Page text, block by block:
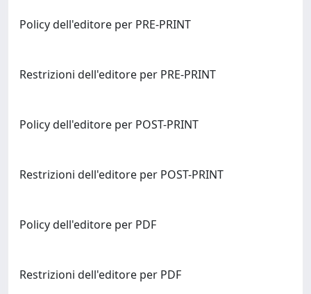
Policy dell'editore per PRE-PRINT
Restrizioni dell'editore per PRE-PRINT
Policy dell'editore per POST-PRINT
Restrizioni dell'editore per POST-PRINT
Policy dell'editore per PDF
Restrizioni dell'editore per PDF